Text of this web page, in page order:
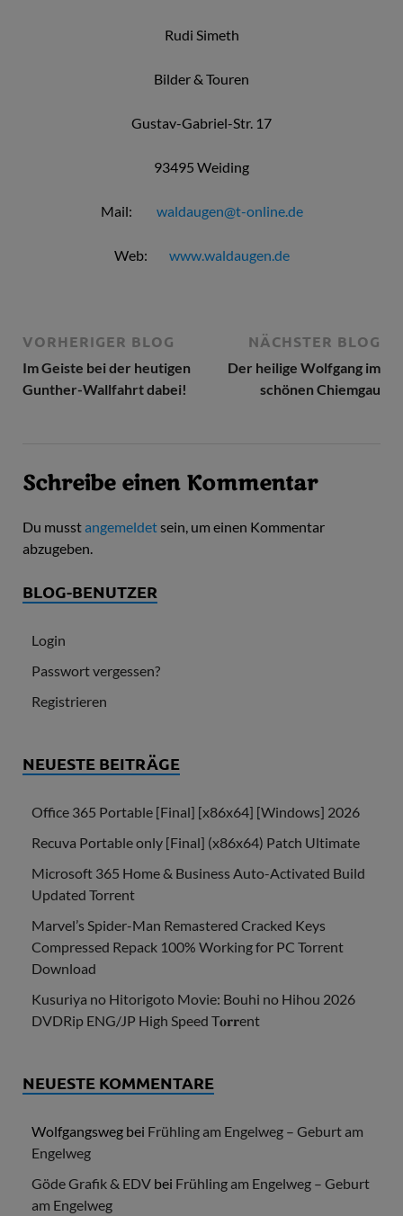
Rudi Simeth
Bilder & Touren
Gustav-Gabriel-Str. 17
93495 Weiding
Mail: waldaugen@t-online.de
Web: www.waldaugen.de
VORHERIGER BLOG
Im Geiste bei der heutigen
Gunther-Wallfahrt dabei!
NÄCHSTER BLOG
Der heilige Wolfgang im
schönen Chiemgau
Schreibe einen Kommentar
Du musstangemeldetsein, um einen Kommentar
abzugeben.
BLOG-BENUTZER
Login
Passwort vergessen?
Registrieren
NEUESTE BEITRÄGE
Office 365 Portable [Final] [x86x64] [Windows] 2026
Recuva Portable only [Final] (x86x64) Patch Ultimate
Microsoft 365 Home & Business Auto-Activated Build
Updated Torrent
Marvel’s Spider-Man Remastered Cracked Keys
Compressed Repack 100% Working for PC Torrent
Download
Kusuriya no Hitorigoto Movie: Bouhi no Hihou 2026
DVDRip ENG/JP High Speed T𝐨𝐫𝐫ent
NEUESTE KOMMENTARE
Wolfgangsweg bei Frühling am Engelweg – Geburt am
Engelweg
Göde Grafik & EDV bei Frühling am Engelweg – Geburt
am Engelweg